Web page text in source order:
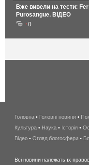
Вже вивели на тести:
Purosangue. ВІДЕО
0
Головна • Головні новини •
Культура • Наука • Історія •
Відео • Огляд блогосфери •
Всі новини належать їх